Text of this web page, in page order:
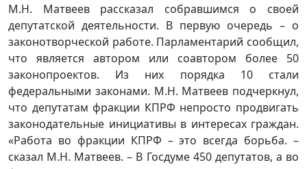
М.Н. Матвеев рассказал собравшимся о своей
депутатской деятельности. В первую очередь – о
законотворческой работе. Парламентарий сообщил,
что является автором или соавтором более 50
законопроектов. Из них порядка 10 стали
федеральными законами. М.Н. Матвеев подчеркнул,
что депутатам фракции КПРФ непросто продвигать
законодательные инициативы в интересах граждан.
«Работа во фракции КПРФ – это всегда борьба. –
сказал М.Н. Матвеев. – В Госдуме 450 депутатов, а во